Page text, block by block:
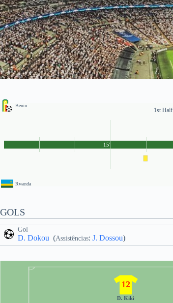
Benin
1st Half
Rwanda
15'
GOLS
Gol
D. Dokou (Assistências: J. Dossou)
12
D. Kiki